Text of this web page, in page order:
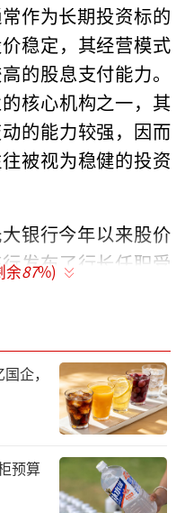
作为长期投资标的
稳定，其经营模式
的股息支付能力。
核心机构之一，其
的能力较强，因而
被视为稳健的投资
银行今年以来股价
发布了行长任职受
，他的履职经验和
大银行带来新的发
数字化转型和金融
显现，公司今年一
余87%)
企，
预算